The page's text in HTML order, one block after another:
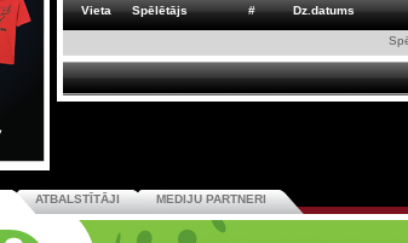
Vieta Spēlētājs # Dz.datums
ATBALSTĪTĀJI MEDIJU PARTNERI